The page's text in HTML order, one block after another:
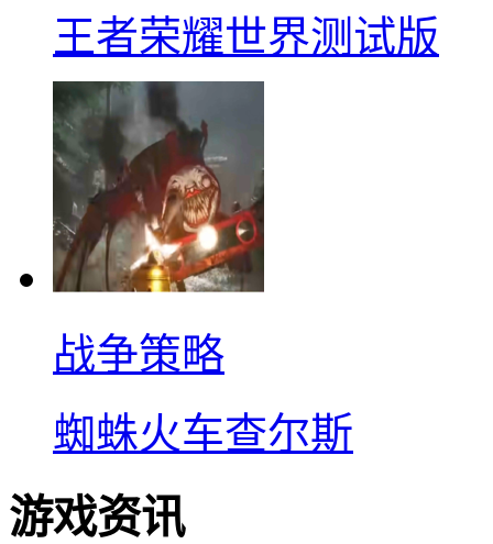
王者荣耀世界测试版
战争策略
蜘蛛火车查尔斯
游戏资讯